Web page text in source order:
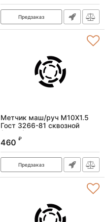
Предзаказ
Метчик маш/руч M10X1.5
Гост 3266-81 сквозной
(Р6М5)
Артикул:
460 ₽
Предзаказ